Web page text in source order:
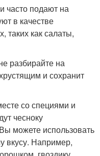
часто подают на
в качестве
таких как салаты,
разбирайте на
и сохранит
со специями и
чесноку
можете использовать
вкусу. Например,